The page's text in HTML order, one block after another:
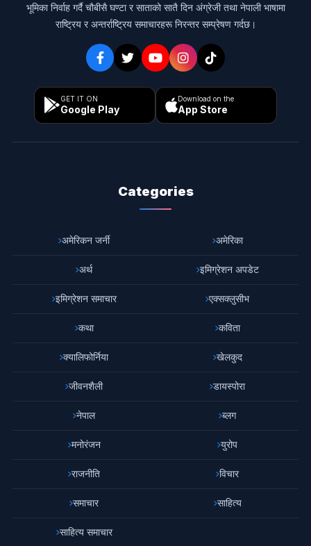
भूमिका निर्वाह गर्दै चौबीसै घण्टा र साताको सातै दिन अंग्रेजी तथा नेपाली भाषामा
राष्ट्रिय र अन्तर्राष्ट्रिय समाचारहरू निरन्तर सम्प्रेषण गर्दछ।
GET IT ON
Google Play
Download on the
App Store
Categories
अमेरिकन जर्नी अमेरिका
अर्थ इमिग्रेशन अपडेट
इमिग्रेशन समाचार एक्सक्लुसीभ
कथा कविता
क्यालिफोर्निया खेलकुद
जीवनशैली डायस्पोरा
नेपाल ब्लग
मनोरंजन युरोप
राजनीति विचार
समाचार साहित्य
साहित्य समाचार